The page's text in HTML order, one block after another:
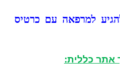
למרפאה עם כרטיס
אתר כללית: